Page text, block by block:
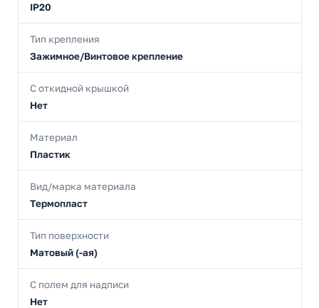
IP20
Тип крепления
Зажимное/Винтовое крепление
С откидной крышкой
Нет
Материал
Пластик
Вид/марка материала
Термопласт
Тип поверхности
Матовый (-ая)
С полем для надписи
Нет